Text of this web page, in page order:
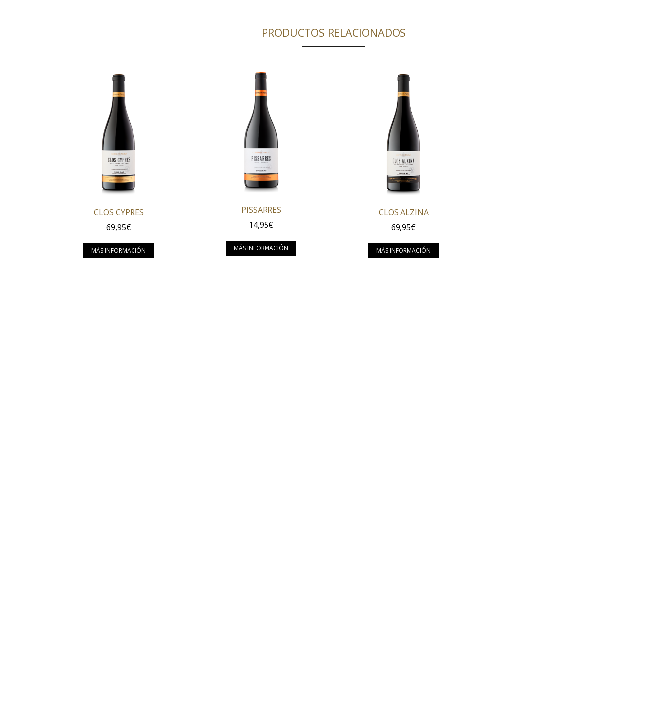
PRODUCTOS RELACIONADOS
CLOS CYPRES
69,95€
MÁS INFORMACIÓN
Este producto tiene múltiples variantes. Las opciones se pueden elegir en la página de producto
PISSARRES
14,95€
MÁS INFORMACIÓN
Este producto tiene múltiples variantes. Las opciones se pueden elegir en la página de producto
CLOS ALZINA
69,95€
MÁS INFORMACIÓN
Este producto tiene múltiples variantes. Las opciones se